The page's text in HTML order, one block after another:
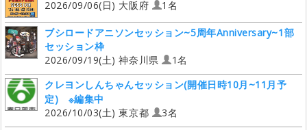
2026/09/06(日) 大阪府
1名
ブシロードアニソンセッション~5周年Anniversary~1部
セッション枠
2026/09/19(土) 神奈川県
1名
クレヨンしんちゃんセッション(開催日時10月~11月予
定) ※編集中
2026/10/03(土) 東京都
3名